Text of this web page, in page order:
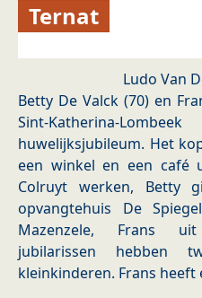
Ternat
Ludo Van
Betty De Valck (70) en
Sint-Katherina-
huwelijksjubileum. Het
een winkel en een café
Colruyt werken, Betty
opvangtehuis De
Mazenzele, Frans
jubilarissen hebben
kleinkinderen. Frans heeft